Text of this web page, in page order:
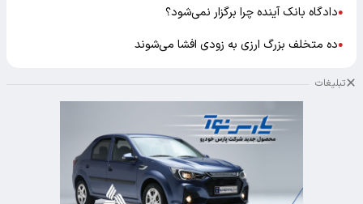
●دادگاه بانک آینده چرا برگزار نمی‌شود؟
●ده متخلف بزرگ ارزی به زودی افشا می‌شوند
تبلیغات